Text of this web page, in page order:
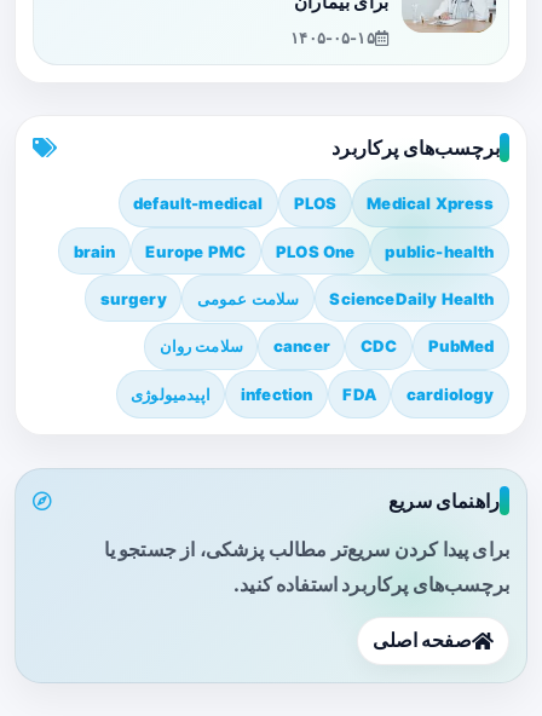
۱۴۰۵-۰۵-۱۵
برچسب‌های پرکاربرد
Medical Xpress
PLOS
default-medical
public-health
PLOS One
Europe PMC
brain
ScienceDaily Health سلامت عمومی surgery
PubMed
CDC
cancer سلامت روان
cardiology
FDA
infection اپیدمیولوژی
راهنمای سریع
برای پیدا کردن سریع‌تر مطالب پزشکی، از جستجو یا
برچسب‌های پرکاربرد استفاده کنید.
صفحه اصلی